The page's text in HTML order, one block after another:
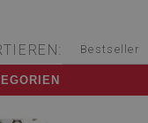
Bestseller